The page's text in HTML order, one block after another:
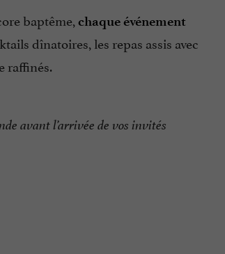
baptême, chaque événement
dînatoires, les repas assis avec
raffinés.
avant l’arrivée de vos invités